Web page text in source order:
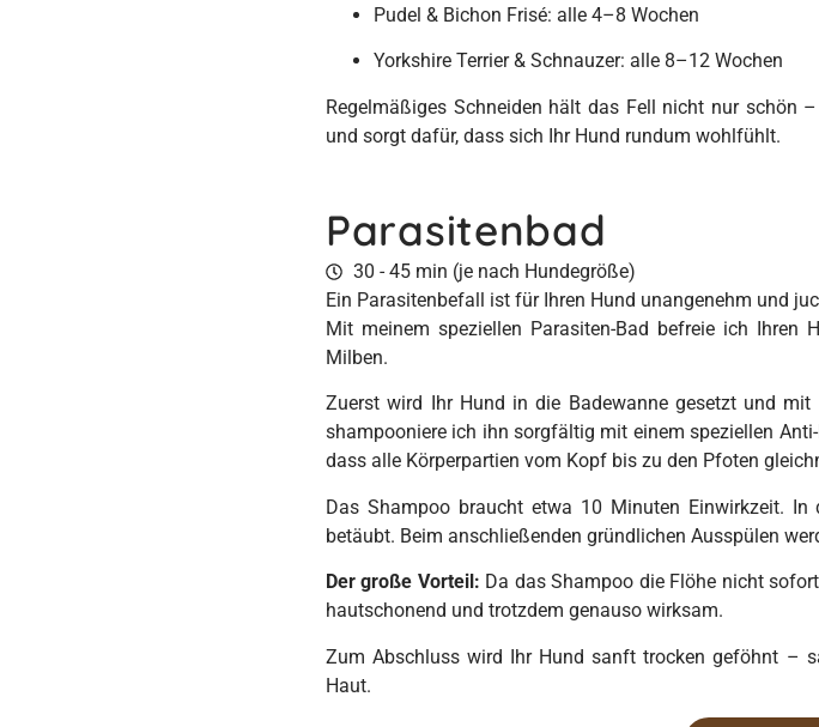
Pudel & Bichon Frisé: alle 4–8 Wochen
Yorkshire Terrier & Schnauzer: alle 8–12 Wochen
Regelmäßiges Schneiden hält das Fell nicht nur schön
und sorgt dafür, dass sich Ihr Hund rundum wohlfühlt.
Parasitenbad
30 - 45 min (je nach Hundegröße)
Ein Parasitenbefall ist für Ihren Hund unangenehm und
Mit meinem speziellen Parasiten-Bad befreie ich
Milben.
Zuerst wird Ihr Hund in die Badewanne gesetzt und
shampooniere ich ihn sorgfältig mit einem speziellen
dass alle Körperpartien vom Kopf bis zu den Pfoten
Das Shampoo braucht etwa 10 Minuten Einwirkzeit.
betäubt. Beim anschließenden gründlichen Ausspülen
Der große Vorteil: Da das Shampoo die Flöhe nicht
hautschonend und trotzdem genauso wirksam.
Zum Abschluss wird Ihr Hund sanft trocken geföhnt –
Haut.